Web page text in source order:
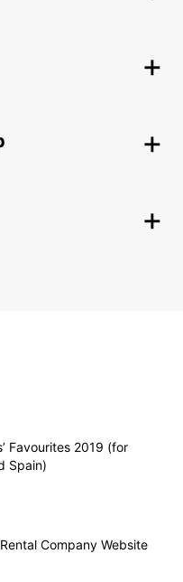
Favourites 2019 (for
Spain)
Company Website